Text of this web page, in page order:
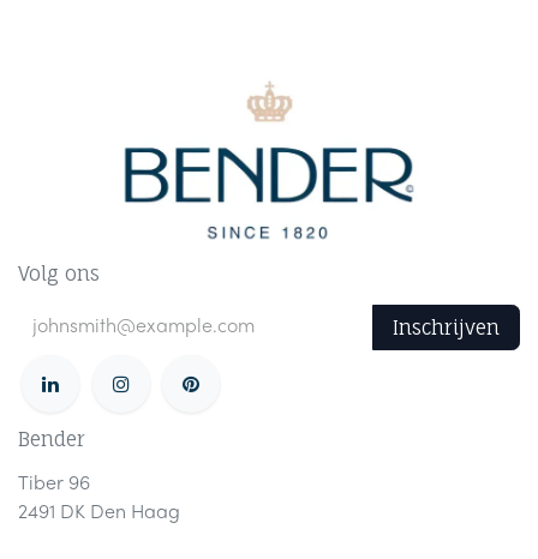
Volg ons
Inschrijven
Bender
Tiber 96
2491 DK Den Haag